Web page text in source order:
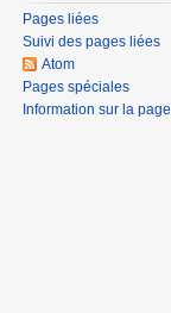
Pages liées
Suivi des pages liées
Atom
Pages spéciales
Information sur la page